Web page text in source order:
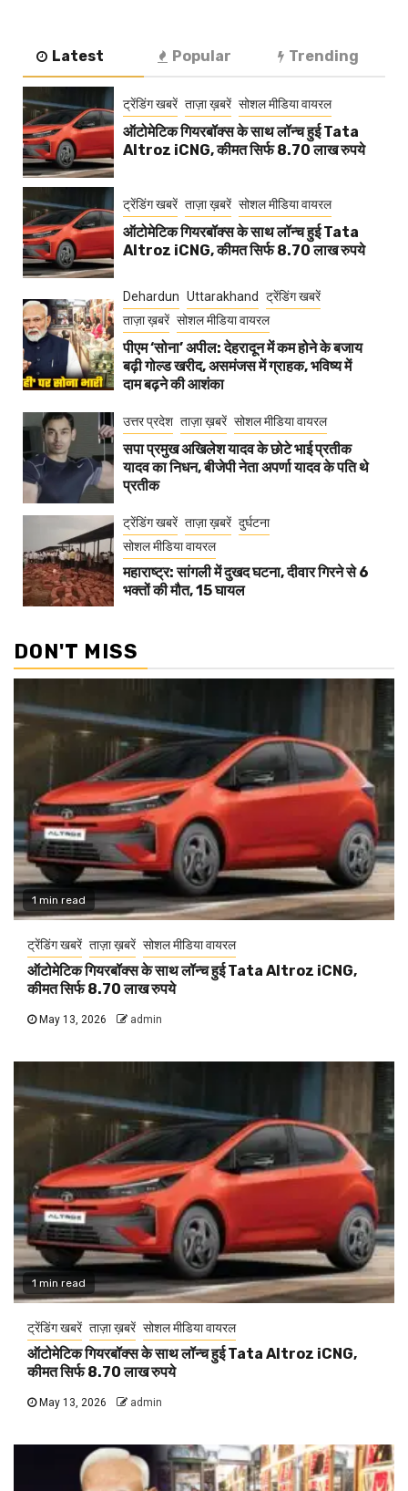
Latest Popular Trending
ट्रेंडिंग खबरें ताज़ा ख़बरें सोशल मीडिया वायरल
ऑटोमेटिक गियरबॉक्स के साथ लॉन्च हुई Tata
Altroz iCNG, कीमत सिर्फ 8.70 लाख रुपये
ट्रेंडिंग खबरें ताज़ा ख़बरें सोशल मीडिया वायरल
ऑटोमेटिक गियरबॉक्स के साथ लॉन्च हुई Tata
Altroz iCNG, कीमत सिर्फ 8.70 लाख रुपये
Dehardun Uttarakhand
ट्रेंडिंग खबरें
ताज़ा ख़बरें सोशल मीडिया वायरल
पीएम ‘सोना’ अपील: देहरादून में कम होने के बजाय
बढ़ी गोल्ड खरीद, असमंजस में ग्राहक, भविष्य में
दाम बढ़ने की आशंका
उत्तर प्रदेश ताज़ा ख़बरें सोशल मीडिया वायरल
सपा प्रमुख अखिलेश यादव के छोटे भाई प्रतीक
यादव का निधन, बीजेपी नेता अपर्णा यादव के पति थे
प्रतीक
ट्रेंडिंग खबरें ताज़ा ख़बरें दुर्घटना
सोशल मीडिया वायरल
महाराष्ट्र: सांगली में दुखद घटना, दीवार गिरने से 6
भक्तों की मौत, 15 घायल
DON'T MISS
1 min read
ट्रेंडिंग खबरें ताज़ा ख़बरें सोशल मीडिया वायरल
ऑटोमेटिक गियरबॉक्स के साथ लॉन्च हुई Tata Altroz iCNG,
कीमत सिर्फ 8.70 लाख रुपये
May 13, 2026 admin
1 min read
ट्रेंडिंग खबरें ताज़ा ख़बरें सोशल मीडिया वायरल
ऑटोमेटिक गियरबॉक्स के साथ लॉन्च हुई Tata Altroz iCNG,
कीमत सिर्फ 8.70 लाख रुपये
May 13, 2026 admin